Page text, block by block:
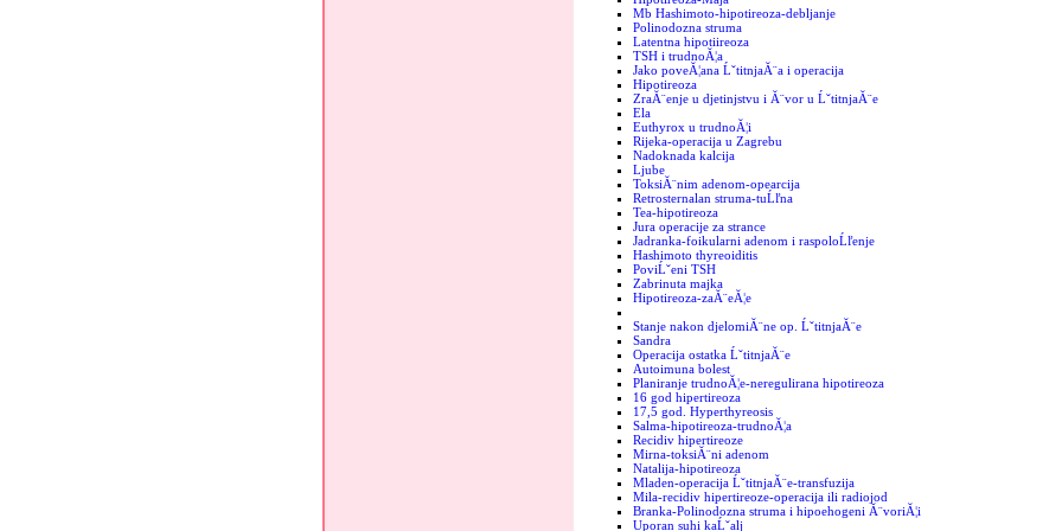
Mb Hashimoto-hipotireoza-debljanje
Polinodozna struma
Latentna hipotiireoza
TSH i trudnoĂ¦a
Jako poveĂ¦ana ĹˇtitnjaĂ¨a i operacija
Hipotireoza
ZraĂ¨enje u djetinjstvu i Ă¨vor u ĹˇtitnjaĂ¨e
Ela
Euthyrox u trudnoĂ¦i
Rijeka-operacija u Zagrebu
Nadoknada kalcija
Ljube
ToksiĂ¨nim adenom-opearcija
Retrosternalan struma-tuĹľna
Tea-hipotireoza
Jura operacije za strance
Jadranka-foikularni adenom i raspoloĹľenje
Hashimoto thyreoiditis
PoviĹˇeni TSH
Zabrinuta majka
Hipotireoza-zaĂ¨eĂ¦e
Stanje nakon djelomiĂ¨ne op. ĹˇtitnjaĂ¨e
Sandra
Operacija ostatka ĹˇtitnjaĂ¨e
Autoimuna bolest
Planiranje trudnoĂ¦e-neregulirana hipotireoza
16 god hipertireoza
17,5 god. Hyperthyreosis
Salma-hipotireoza-trudnoĂ¦a
Recidiv hipertireoze
Mirna-toksiĂ¨ni adenom
Natalija-hipotireoza
Mladen-operacija ĹˇtitnjaĂ¨e-transfuzija
Mila-recidiv hipertireoze-operacija ili radiojod
Branka-Polinodozna struma i hipoehogeni Ă¨voriĂ¦i
Uporan suhi kaĹˇalj